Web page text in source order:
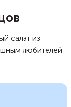
салат из
любителей